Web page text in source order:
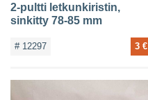
2-pultti letkunkiristin,
sinkitty 78-85 mm
# 12297 3 €